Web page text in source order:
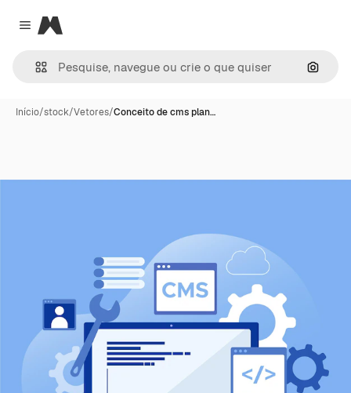
Close menu
Magnific
Início/stock/Vetores/Conceito de cms plan…